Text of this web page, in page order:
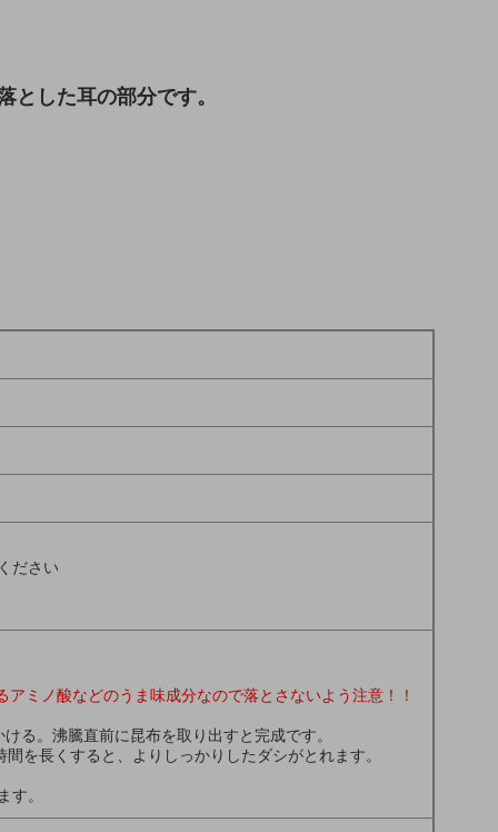
した耳の部分です。
ださい
ミノ酸などのうま味成分なので落とさないよう注意！！
。沸騰直前に昆布を取り出すと完成です。
長くすると、よりしっかりしたダシがとれます。
。